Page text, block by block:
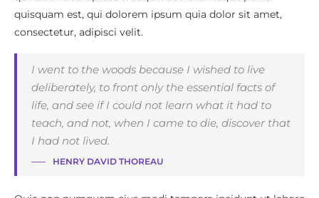
quisquam est, qui dolorem ipsum quia dolor sit amet,
consectetur, adipisci velit.
I went to the woods because I wished to live
deliberately, to front only the essential facts of
life, and see if I could not learn what it had to
teach, and not, when I came to die, discover that
I had not lived.
HENRY DAVID THOREAU